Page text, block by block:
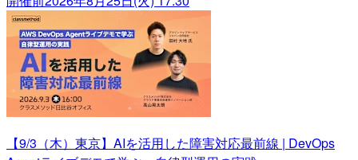
【9/3（木）東京】AIを活用した障害対応最前線 | DevOps